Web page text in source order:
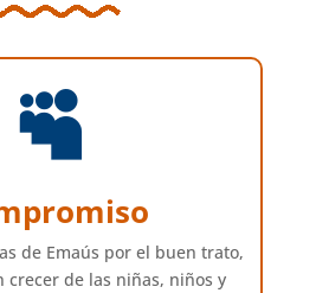

de Emaús por el buen trato,
crecer de las niñas, niños y